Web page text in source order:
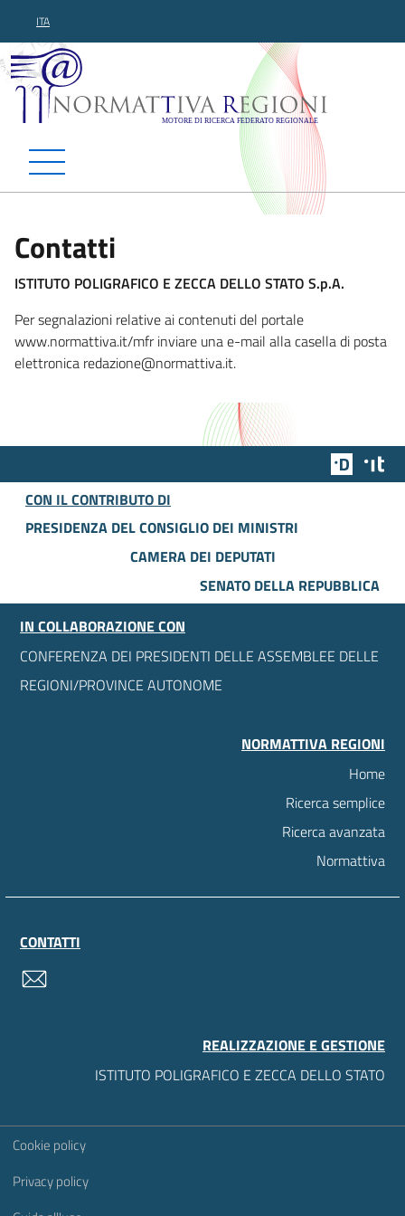
ITA
Normattiva Regioni -
Contatti
ISTITUTO POLIGRAFICO E ZECCA DELLO STATO S.p.A.
Per segnalazioni relative ai contenuti del portale
www.normattiva.it/mfr inviare una e-mail alla casella di posta
elettronica redazione@normattiva.it.
Team
CON IL CONTRIBUTO DI
PRESIDENZA DEL CONSIGLIO DEI MINISTRI
CAMERA DEI DEPUTATI
SENATO DELLA REPUBBLICA
IN COLLABORAZIONE CON
CONFERENZA DEI PRESIDENTI DELLE ASSEMBLEE DELLE
REGIONI/PROVINCE AUTONOME
NORMATTIVA REGIONI
Home
Ricerca semplice
Ricerca avanzata
Normattiva
CONTATTI
REALIZZAZIONE E GESTIONE
ISTITUTO POLIGRAFICO E ZECCA DELLO STATO
Sezione Link Utili
Cookie policy
Privacy policy